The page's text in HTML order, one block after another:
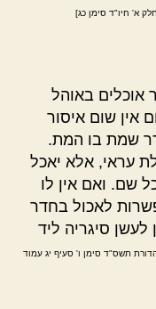
א' חיו"ד סימן כג]
אוכלים באוהל
אין שום איסור
שמת בו המת.
עראי, אלא יאכל
שם. ואם אין לו
לאכול בחדר
לעשן סיגריה ליד
תשס"ד סימן ו' סעיף יג עמוד